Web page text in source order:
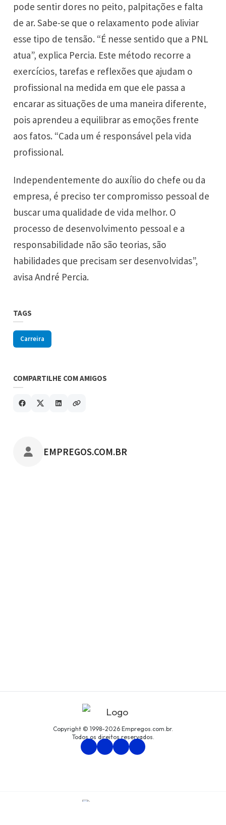
pode sentir dores no peito, palpitações e falta
de ar. Sabe-se que o relaxamento pode aliviar
esse tipo de tensão. “É nesse sentido que a PNL
atua”, explica Percia. Este método recorre a
exercícios, tarefas e reflexões que ajudam o
profissional na medida em que ele passa a
encarar as situações de uma maneira diferente,
pois aprendeu a equilibrar as emoções frente
aos fatos. “Cada um é responsável pela vida
profissional.
Independentemente do auxílio do chefe ou da
empresa, é preciso ter compromisso pessoal de
buscar uma qualidade de vida melhor. O
processo de desenvolvimento pessoal e a
responsabilidade não são teorias, são
habilidades que precisam ser desenvolvidas”,
avisa André Percia.
TAGS
Carreira
COMPARTILHE COM AMIGOS
POSTADO POR
EMPREGOS.COM.BR
Copyright © 1998-2026 Empregos.com.br.
Todos os direitos reservados.